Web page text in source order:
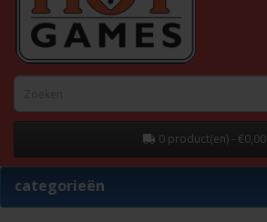
0 product(en) - €0,00
categorieën